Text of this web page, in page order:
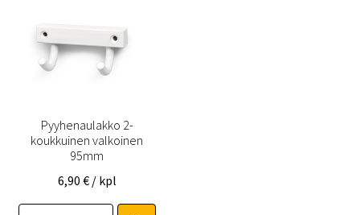
Pyyhenaulakko 2-
koukkuinen valkoinen
95mm
6,90 € / kpl